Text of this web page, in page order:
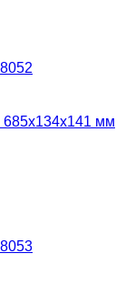
685х134х141 мм